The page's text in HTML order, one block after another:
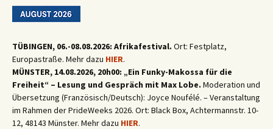
TÜBINGEN, 06.-08.08.2026: Afrikafestival. Ort: Festplatz,
Europastraße. Mehr dazu HIER.
MÜNSTER, 14.08.2026, 20h00: „Ein Funky-Makossa für die
Freiheit“ – Lesung und Gespräch mit Max Lobe. Moderation und
Übersetzung (Französisch/Deutsch): Joyce Noufélé. – Veranstaltung
im Rahmen der PrideWeeks 2026. Ort: Black Box, Achtermannstr. 10-
12, 48143 Münster. Mehr dazu HIER.